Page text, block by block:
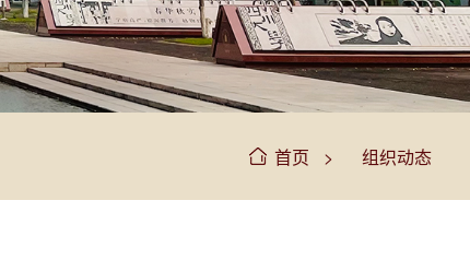
首页 > 组织动态